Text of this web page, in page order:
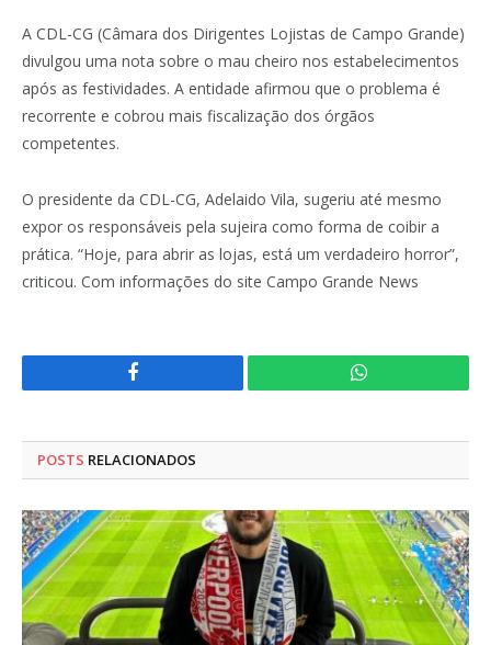
A CDL-CG (Câmara dos Dirigentes Lojistas de Campo Grande)
divulgou uma nota sobre o mau cheiro nos estabelecimentos
após as festividades. A entidade afirmou que o problema é
recorrente e cobrou mais fiscalização dos órgãos
competentes.
O presidente da CDL-CG, Adelaido Vila, sugeriu até mesmo
expor os responsáveis pela sujeira como forma de coibir a
prática. “Hoje, para abrir as lojas, está um verdadeiro horror”,
criticou. Com informações do site Campo Grande News
Facebook WhatsApp
POSTS RELACIONADOS